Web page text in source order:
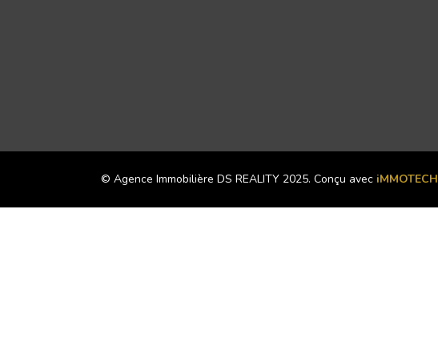
© Agence Immobilière DS REALITY 2025. Conçu avec iMMOTECH